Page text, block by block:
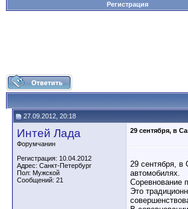
Регистрация
27.09.2012, 20:18
Интей Лада
Форумчанин
Регистрация: 10.04.2012
Адрес: Санкт-Петербург
Пол: Мужской
Сообщений: 21
29 сентября, в
29 сентября, в
автомобилях.
Соревнование
Это